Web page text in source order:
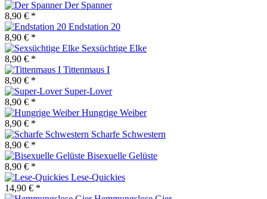
Der Spanner
8,90 € *
Endstation 20
8,90 € *
Sexsüchtige Elke
8,90 € *
Tittenmaus I
8,90 € *
Super-Lover
8,90 € *
Hungrige Weiber
8,90 € *
Scharfe Schwestern
8,90 € *
Bisexuelle Gelüste
8,90 € *
Lese-Quickies
14,90 € *